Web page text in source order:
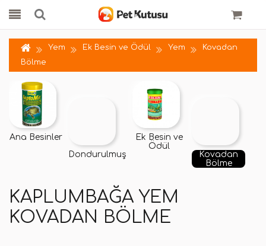
Yem Ek Besin ve Ödül Yem
Kovadan
Bölme
Ana Besinler
Dondurulmuş
Ek Besin ve
Ödül
Kovadan
Bölme
KAPLUMBAĞA YEM
KOVADAN BÖLME